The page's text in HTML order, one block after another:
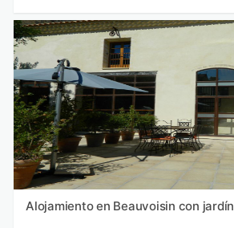
Alojamiento en Beauvoisin con jardín